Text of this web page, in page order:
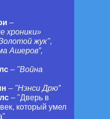
–
хроники»
жук",
Ашеров”,
– "Война
– "Нэнси Дрю”
– "Дверь в
который умел